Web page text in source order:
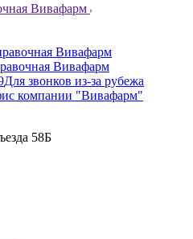
Вивафарм
Вивафарм
Вивафарм
Для звонков из-за рубежа
компании "Вивафарм"
58Б